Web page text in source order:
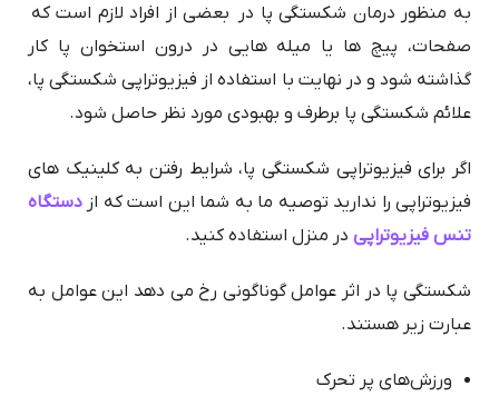
به منظور درمان شکستگی پا در بعضی از افراد لازم است که
صفحات، پیچ ها یا میله هایی در درون استخوان پا کار
گذاشته شود و در نهایت با استفاده از فیزیوتراپی شکستگی پا،
علائم شکستگی پا برطرف و بهبودی مورد نظر حاصل شود.
اگر برای فیزیوتراپی شکستگی پا، شرایط رفتن به کلینیک های
فیزیوتراپی را ندارید توصیه ما به شما این است که از دستگاه
تنس فیزیوتراپی در منزل استفاده کنید.
شکستگی پا در اثر عوامل گوناگونی رخ می دهد این عوامل به
عبارت زیر هستند.
ورزش‌های پر تحرک